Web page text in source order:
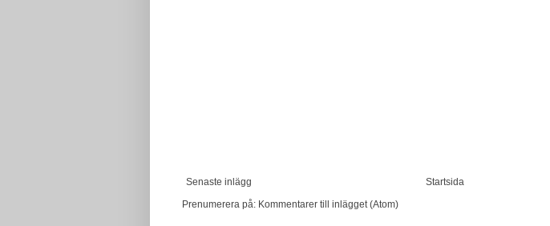
Senaste inlägg
Startsida
Prenumerera på: Kommentarer till inlägget (Atom)